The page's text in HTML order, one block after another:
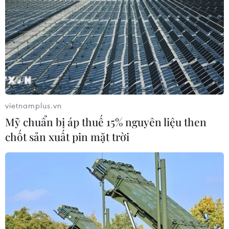
triệu chiếc do tác động của virus corona.
vietnamplus.vn
Mỹ chuẩn bị áp thuế 15% nguyên liệu then
chốt sản xuất pin mặt trời